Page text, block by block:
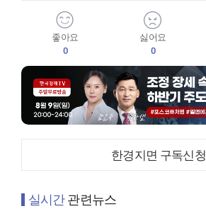
좋아요
0
싫어요
0
한경지면 구독신청
실시간관련뉴스